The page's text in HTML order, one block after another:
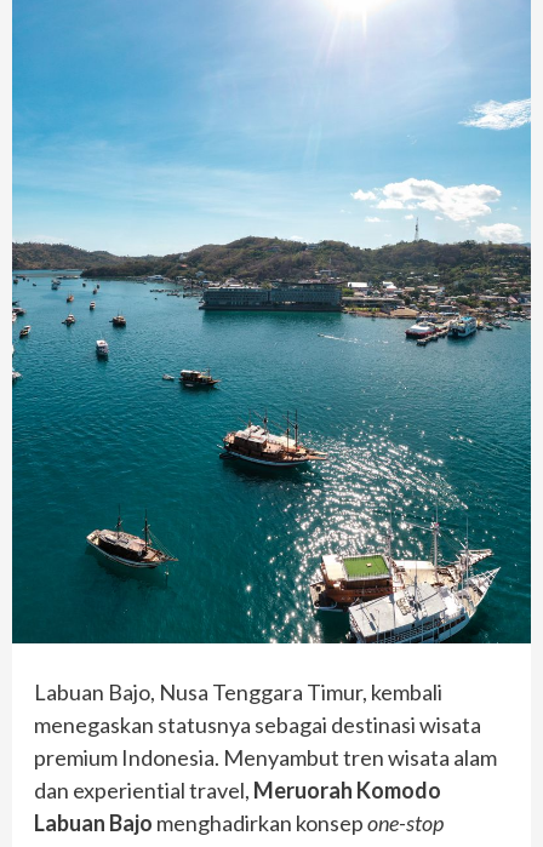
Labuan Bajo, Nusa Tenggara Timur, kembali
menegaskan statusnya sebagai destinasi wisata
premium Indonesia. Menyambut tren wisata alam
dan experiential travel, Meruorah Komodo
Labuan Bajo menghadirkan konsepone-stop